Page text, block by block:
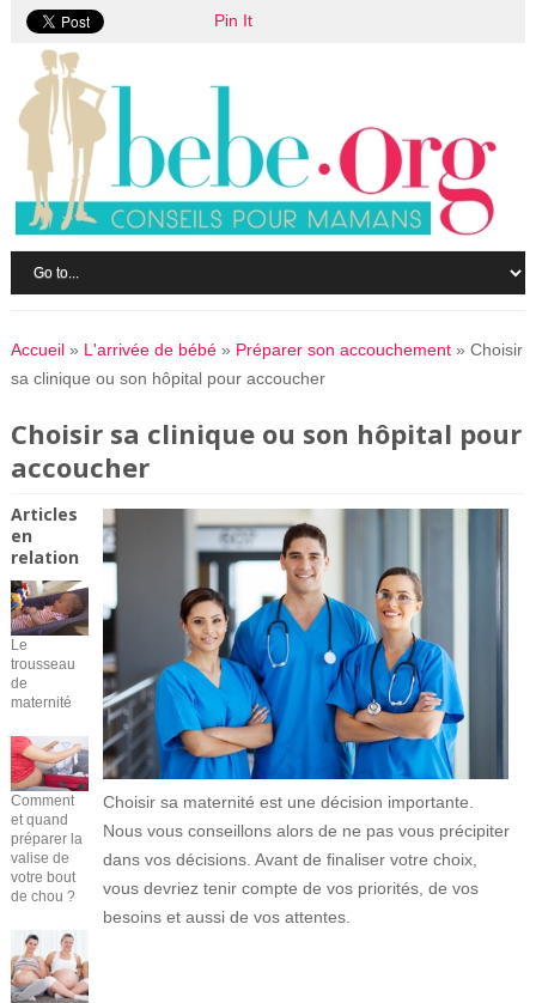
Accueil» L'arrivée de bébé» Préparer son accouchement» Choisir
sa clinique ou son hôpital pour accoucher
Choisir sa clinique ou son hôpital pour
accoucher
Choisir sa maternité est une décision importante.
Nous vous conseillons alors de ne pas vous précipiter
dans vos décisions. Avant de finaliser votre choix,
vous devriez tenir compte de vos priorités, de vos
besoins et aussi de vos attentes.
Articles
en
relation
Le
trousseau
de
maternité
Comment
et quand
préparer la
valise de
votre bout
de chou ?
Pin It